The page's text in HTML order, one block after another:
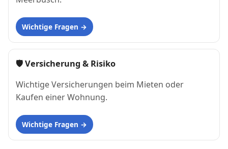
Wichtige Fragen
🛡 Versicherung & Risiko
Wichtige Versicherungen beim Mieten oder
Kaufen einer Wohnung.
Wichtige Fragen